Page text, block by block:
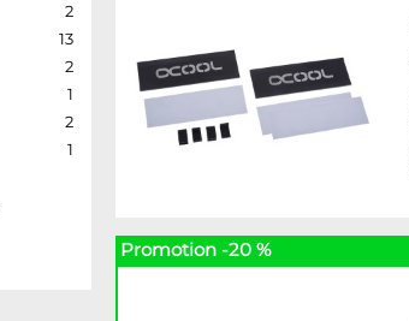
2
13
2
1
2
1
Promotion -20 %